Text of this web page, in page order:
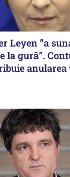
Leyen ”a
la gură”.